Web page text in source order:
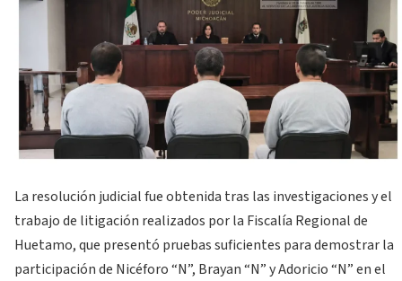
La resolución judicial fue obtenida tras las investigaciones y el
trabajo de litigación realizados por la Fiscalía Regional de
Huetamo, que presentó pruebas suficientes para demostrar la
participación de Nicéforo “N”, Brayan “N” y Adoricio “N” en el